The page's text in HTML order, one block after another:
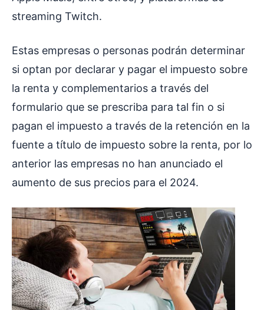
streaming Twitch.
Estas empresas o personas podrán determinar
si optan por declarar y pagar el impuesto sobre
la renta y complementarios a través del
formulario que se prescriba para tal fin o si
pagan el impuesto a través de la retención en la
fuente a título de impuesto sobre la renta, por lo
anterior las empresas no han anunciado el
aumento de sus precios para el 2024.